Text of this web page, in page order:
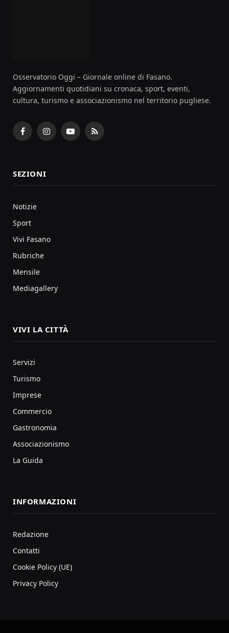
Osservatorio Oggi – Giornale online di Fasano.
Aggiornamenti quotidiani su cronaca, sport, eventi,
cultura, turismo e associazionismo nel territorio pugliese.
FacebookInstagramYouTubeRSS
SEZIONI
Notizie
Sport
Vivi Fasano
Rubriche
Mensile
Mediagallery
VIVI LA CITTÀ
Servizi
Turismo
Imprese
Commercio
Gastronomia
Associazionismo
La Guida
INFORMAZIONI
Redazione
Contatti
Cookie Policy (UE)
Privacy Policy